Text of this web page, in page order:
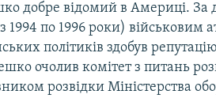
добре відомий в Америці. За
по 1996 роки) військовим
політиків здобув
очолив комітет з питань
розвідки Міністерства